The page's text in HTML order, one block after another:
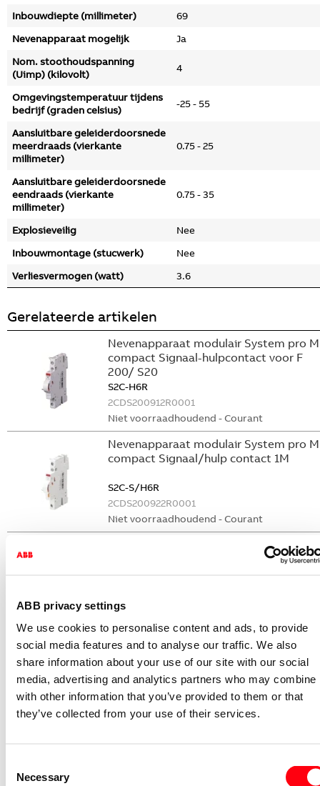
ABB privacy settings
We use cookies to personalise content and ads, to provide
social media features and to analyse our traffic. We also
share information about your use of our site with our social
media, advertising and analytics partners who may combine
with other information that you’ve provided to them or that
they’ve collected from your use of their services.
Selection
Necessary
Inbouwdiepte (millimeter)
69
Nevenapparaat mogelijk
Ja
Nom. stoothoudspanning
(Uimp) (kilovolt)
4
Omgevingstemperatuur tijdens
bedrijf (graden celsius)
-25 - 55
Aansluitbare geleiderdoorsnede
meerdraads (vierkante
millimeter)
0.75 - 25
Aansluitbare geleiderdoorsnede
eendraads (vierkante
millimeter)
0.75 - 35
Explosieveilig
Nee
Inbouwmontage (stucwerk)
Nee
Verliesvermogen (watt)
3.6
Gerelateerde artikelen
Nevenapparaat modulair System pro M
compact Signaal-hulpcontact voor F
200/ S20
S2C-H6R
2CDS200912R0001
Niet voorraadhoudend - Courant
Nevenapparaat modulair System pro M
compact Signaal/hulp contact 1M
S2C-S/H6R
2CDS200922R0001
Niet voorraadhoudend - Courant
Nevenapparaat modulair System pro M
2CDS200946R0001
Nevenapparaat modulair System pro M
compact Hulpcontact 1M+1V
2CDS200936R0001
Niet voorraadhoudend - Courant